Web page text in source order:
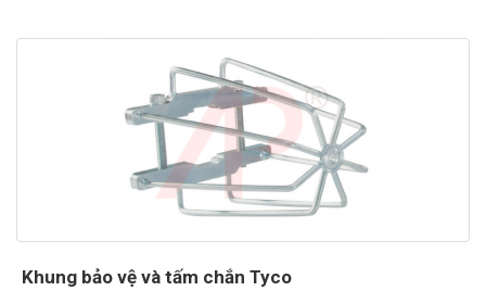
Khung bảo vệ và tấm chắn Tyco